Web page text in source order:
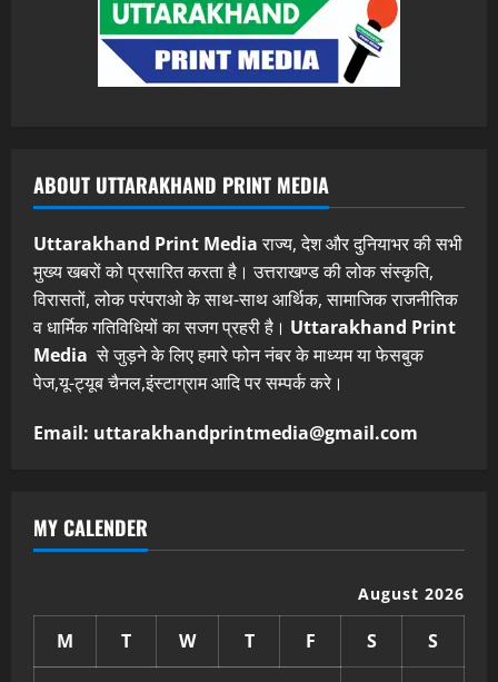
ABOUT UTTARAKHAND PRINT MEDIA
Uttarakhand Print Mediaराज्य, देश और दुनियाभर की सभी
मुख्य खबरों को प्रसारित करता है। उत्तराखण्ड की लोक संस्कृति,
विरासतों, लोक परंपराओ के साथ-साथ आर्थिक, सामाजिक राजनीतिक
व धार्मिक गतिविधियों का सजग प्रहरी है। Uttarakhand Print
Media से जुड़ने के लिए हमारे फोन नंबर के माध्यम या फेसबुक
पेज,यू-ट्यूब चैनल,इंस्टाग्राम आदि पर सम्पर्क करे।
Email: uttarakhandprintmedia@gmail.com
MY CALENDER
August 2026
M T W T F S
S